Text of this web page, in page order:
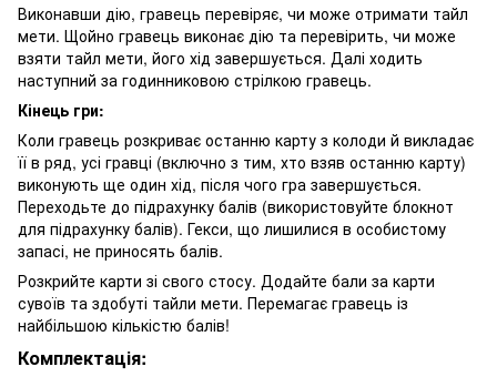
Виконавши дію, гравець перевіряє, чи може отримати тайл
мети. Щойно гравець виконає дію та перевірить, чи може
взяти тайл мети, його хід завершується. Далі ходить
наступний за годинниковою стрілкою гравець.
Кінець гри:
Коли гравець розкриває останню карту з колоди й викладає
її в ряд, усі гравці (включно з тим, хто взяв останню карту)
виконують ще один хід, після чого гра завершується.
Переходьте до підрахунку балів (використовуйте блокнот
для підрахунку балів). Гекси, що лишилися в особистому
запасі, не приносять балів.
Розкрийте карти зі свого стосу. Додайте бали за карти
сувоїв та здобуті тайли мети. Перемагає гравець із
найбільшою кількістю балів!
Комплектація: